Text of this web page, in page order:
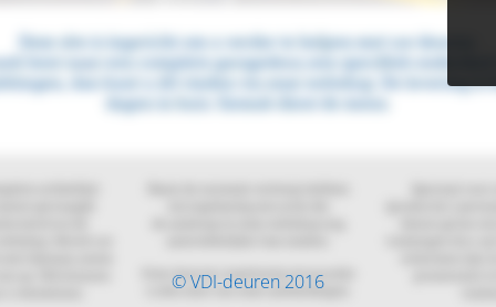
© VDI-deuren 2016